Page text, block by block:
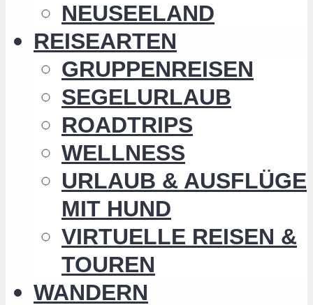
NEUSEELAND
REISEARTEN
GRUPPENREISEN
SEGELURLAUB
ROADTRIPS
WELLNESS
URLAUB & AUSFLÜGE
MIT HUND
VIRTUELLE REISEN &
TOUREN
WANDERN